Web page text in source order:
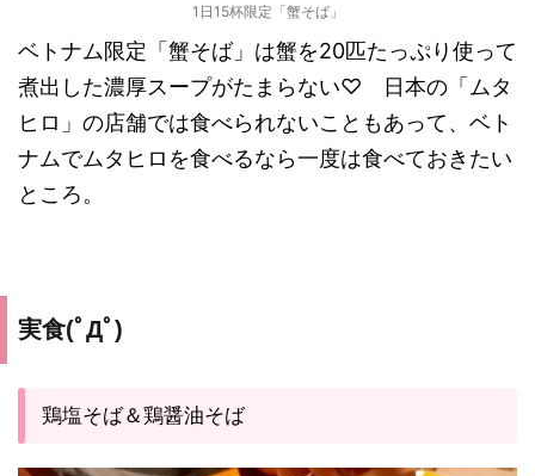
1日15杯限定「蟹そば」
ベトナム限定「蟹そば」は蟹を20匹たっぷり使って
煮出した濃厚スープがたまらない♡ 日本の「ムタ
ヒロ」の店舗では食べられないこともあって、ベト
ナムでムタヒロを食べるなら一度は食べておきたい
ところ。
実食(ﾟДﾟ)
鶏塩そば＆鶏醤油そば